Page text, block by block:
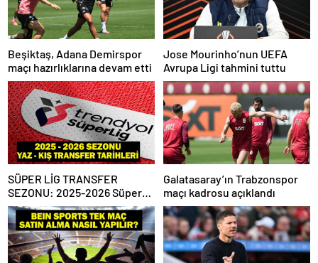
Beşiktaş, Adana Demirspor
maçı hazırlıklarına devam etti
Jose Mourinho’nun UEFA
Avrupa Ligi tahmini tuttu
SÜPER LİG TRANSFER
SEZONU: 2025-2026 Süper
Lig Yaz Transfer Sezonu Ne
Zaman Başlayacak? Kış
Transfer Sezonu Ne Zaman
Başlayacak? TFF Açıkladı!
Galatasaray’ın Trabzonspor
maçı kadrosu açıklandı